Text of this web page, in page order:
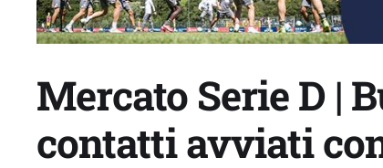
Mercato Serie D |
contatti avviati